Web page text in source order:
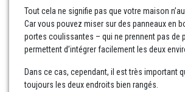
Tout cela ne signifie pas que votre maison
Car vous pouvez miser sur des panneaux en
portes coulissantes – qui ne prennent pas de
permettent d’intégrer facilement les deux
Dans ce cas, cependant, il est très important
toujours les deux endroits bien rangés.